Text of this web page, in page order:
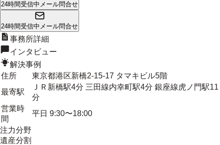
24時間受信中 メール問合せ
24時間受信中 メール問合せ
事務所詳細
インタビュー
解決事例
住所
東京都港区新橋2-15-17 タマキビル5階
最寄駅
ＪＲ新橋駅4分 三田線内幸町駅4分 銀座線虎ノ門駅11
分
営業時
間
平日 9:30〜18:00
注力分野
遺産分割